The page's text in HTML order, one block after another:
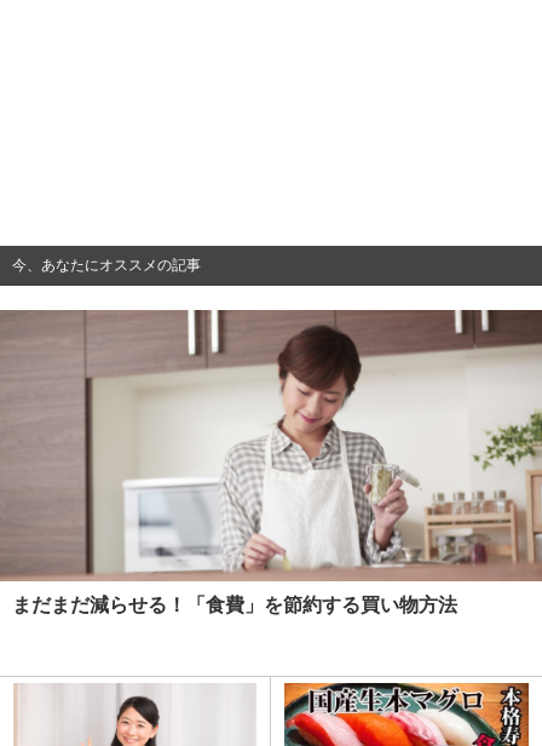
今、あなたにオススメの記事
まだまだ減らせる！「食費」を節約する買い物方法